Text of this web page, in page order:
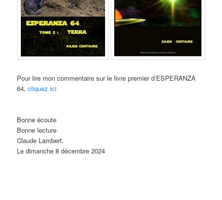
Pour lire mon commentaire sur le livre premier d’ESPERANZA
64,cliquez ici
Bonne écoute
Bonne lecture
Claude Lambert.
Le dimanche 8 décembre 2024